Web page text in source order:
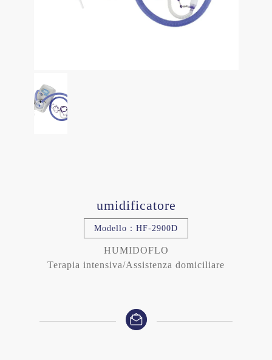
umidificatore
Modello：HF-2900D
HUMIDOFLO
Terapia intensiva/Assistenza domiciliare